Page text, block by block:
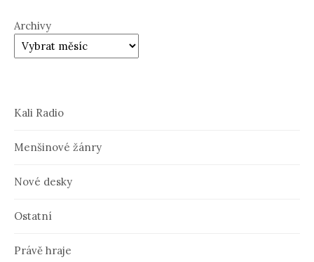
Archivy
Kali Radio
Menšinové žánry
Nové desky
Ostatní
Právě hraje